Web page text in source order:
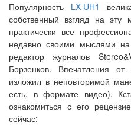
Популярность LX-UH1
собственный взгляд на эту
практически все
недавно своими мыслями на
редактор журналов
Борзенков. Впечатления
изложил в неповторимой
есть, в формате видео).
ознакомиться с его
сейчас: